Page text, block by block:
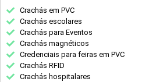
Crachás em PVC
Crachás escolares
Crachás para Eventos
Crachás magnéticos
Credenciais para feiras em PVC
Crachás RFID
Crachás hospitalares